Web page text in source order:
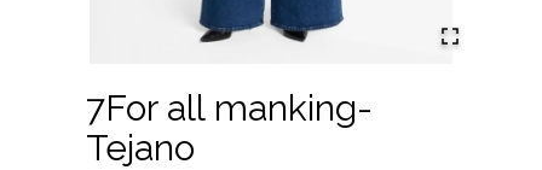
7For all manking-
Tejano